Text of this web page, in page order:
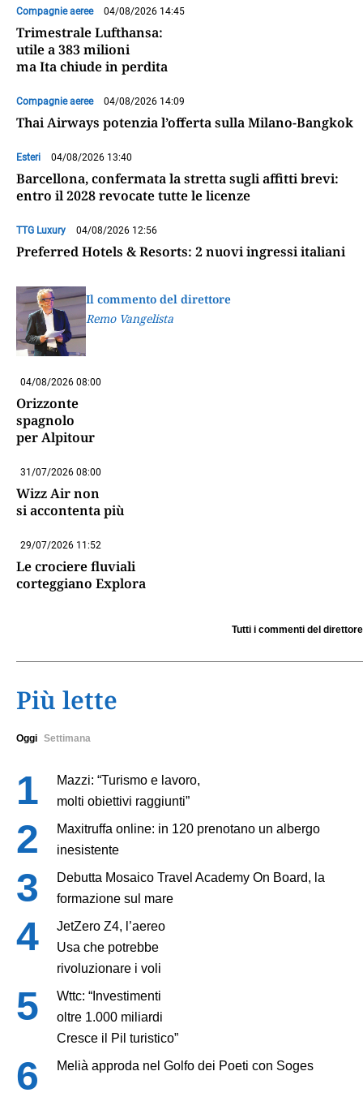
Compagnie aeree 04/08/2026 14:45
Trimestrale Lufthansa:
utile a 383 milioni
ma Ita chiude in perdita
Compagnie aeree 04/08/2026 14:09
Thai Airways potenzia l’offerta sulla Milano-Bangkok
Esteri 04/08/2026 13:40
Barcellona, confermata la stretta sugli affitti brevi:
entro il 2028 revocate tutte le licenze
TTG Luxury 04/08/2026 12:56
Preferred Hotels & Resorts: 2 nuovi ingressi italiani
Il commento del direttore
Remo Vangelista
04/08/2026 08:00
Orizzonte
spagnolo
per Alpitour
31/07/2026 08:00
Wizz Air non
si accontenta più
29/07/2026 11:52
Le crociere fluviali
corteggiano Explora
Tutti i commenti del direttore
Più lette
Oggi Settimana
Mazzi: “Turismo e lavoro,
molti obiettivi raggiunti”
Maxitruffa online: in 120 prenotano un albergo
inesistente
Debutta Mosaico Travel Academy On Board, la
formazione sul mare
JetZero Z4, l’aereo
Usa che potrebbe
rivoluzionare i voli
Wttc: “Investimenti
oltre 1.000 miliardi
Cresce il Pil turistico”
Melià approda nel Golfo dei Poeti con Soges